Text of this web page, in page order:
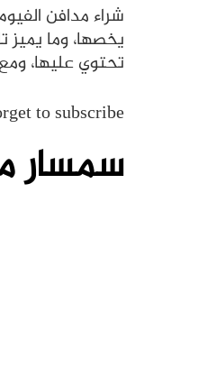
شراء مدافن
يخصها، وما يميز
تحتوي عليها،
to subscribe!
سمسار